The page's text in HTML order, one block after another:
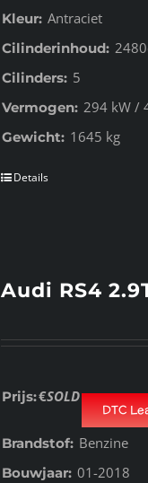
Kleur: Antraciet
Cilinderinhoud:
Cilinders: 5
Vermogen: 294 kW /
Gewicht: 1645 kg
Details
Audi RS4
Prijs:€SOLD
DTC
Brandstof: Benzine
Bouwjaar: 01-2018